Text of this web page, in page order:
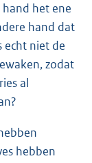
het ene
hand dat
echt niet de
zodat
al
hebben